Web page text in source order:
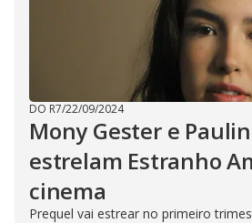
DO R7/22/09/2024
Mony Gester e
estrelam Estranho
cinema
Prequel vai estrear no primeiro